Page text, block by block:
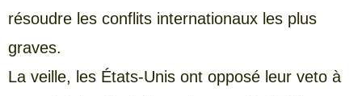
résoudre les conflits internationaux les plus
graves.
La veille, les États-Unis ont opposé leur veto à